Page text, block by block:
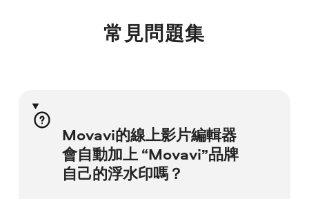
常見問題集
Movavi的線上影片編輯器
會自動加上 “Movavi”品牌
自己的浮水印嗎？